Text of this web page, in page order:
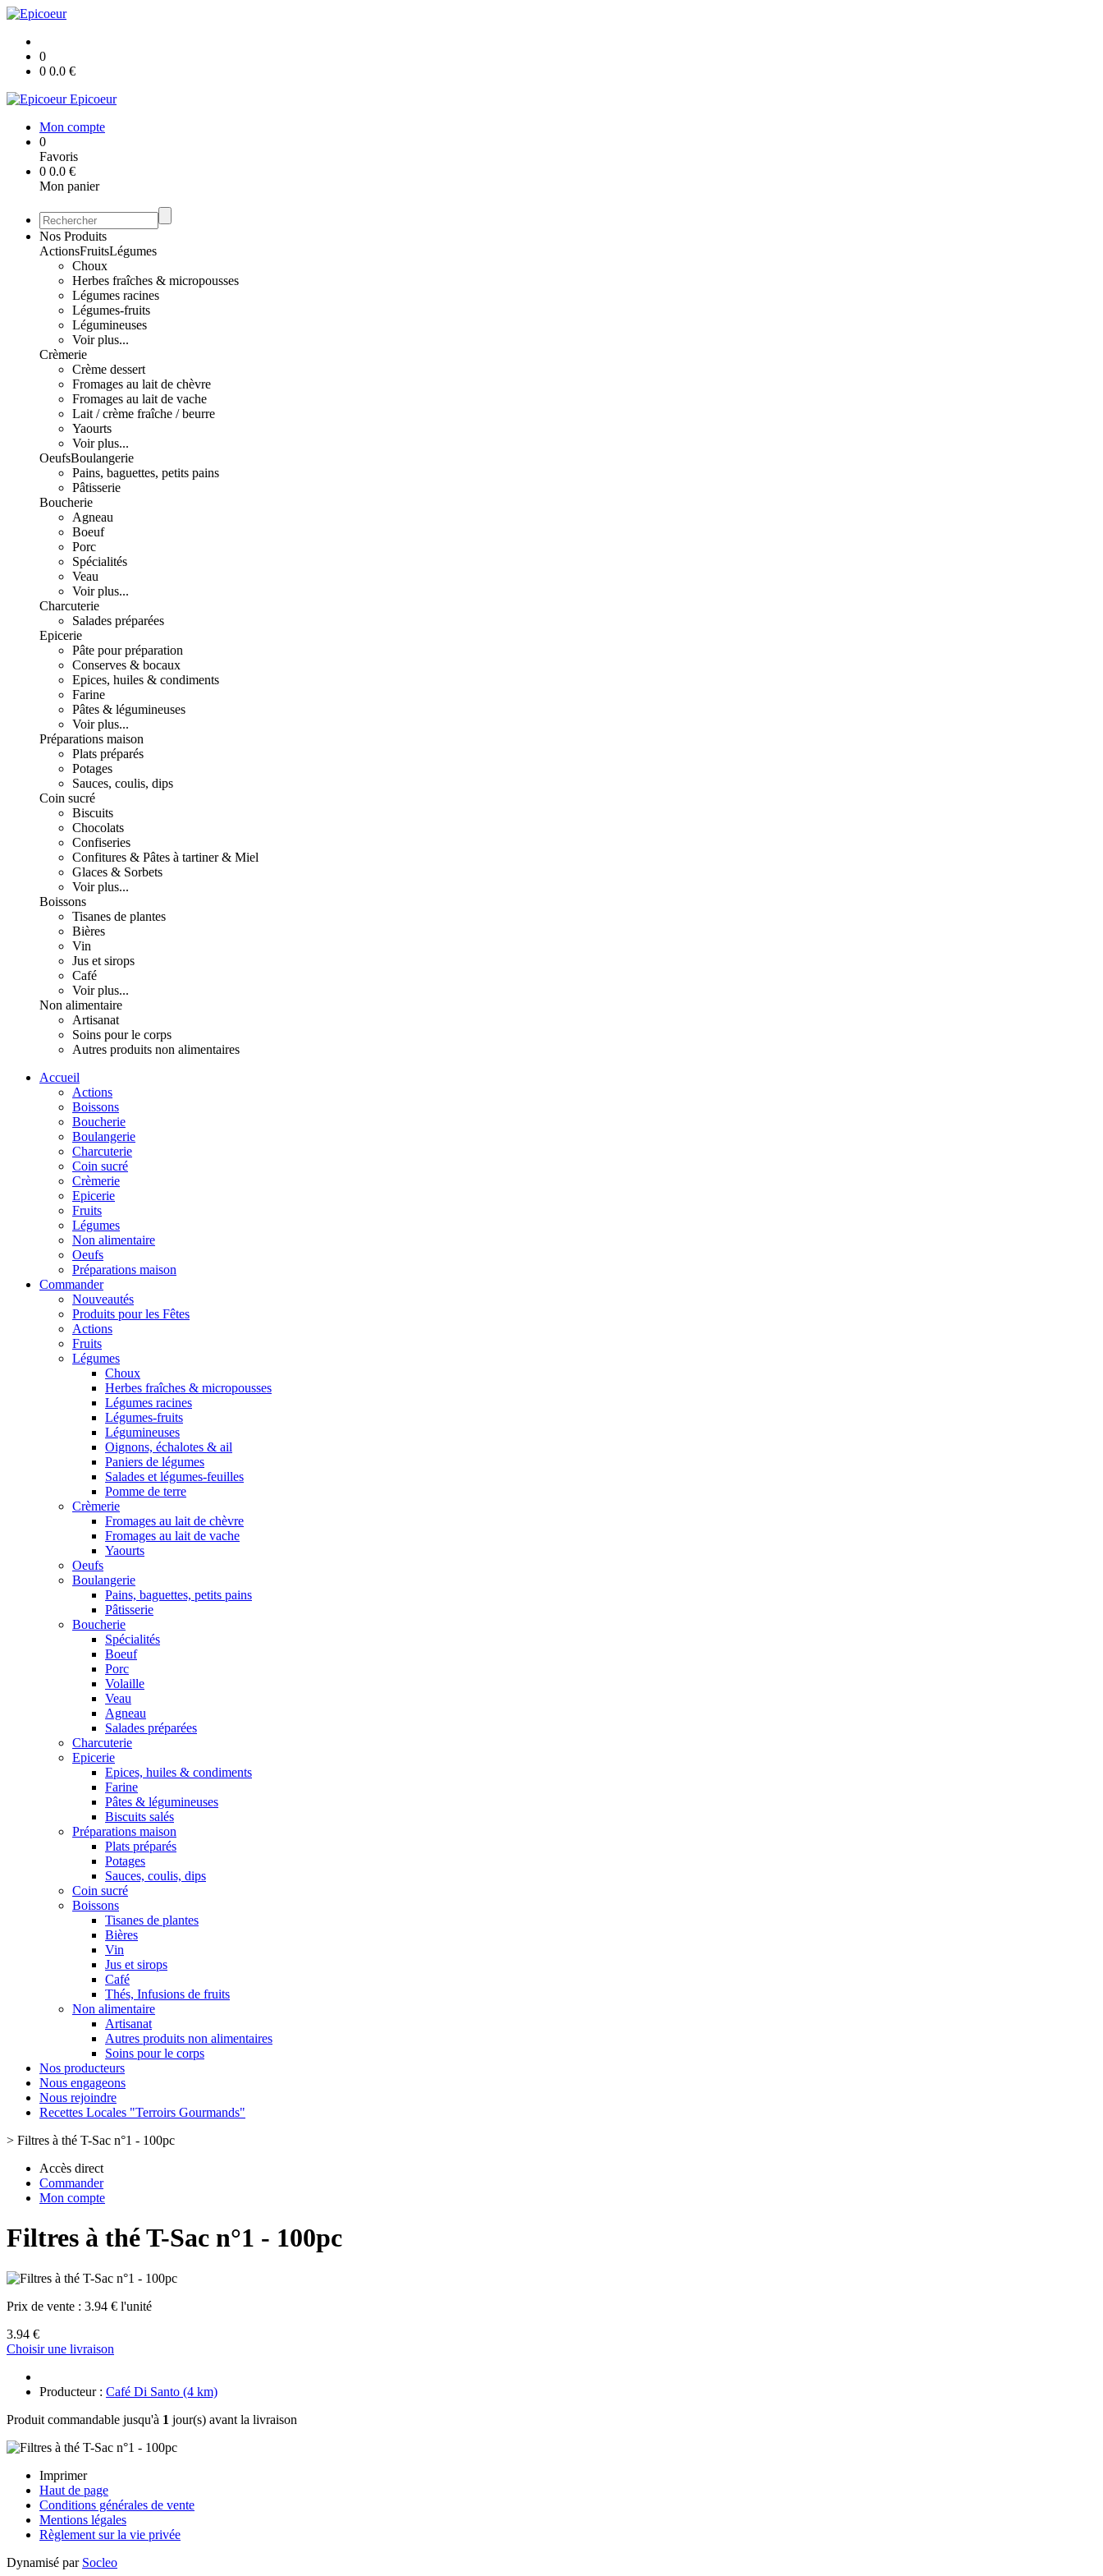
0
0 0.0 €
Epicoeur
Mon compte
0
Favoris
0 0.0 €
Mon panier
Nos Produits
ActionsFruitsLégumes
Choux
Herbes fraîches & micropousses
Légumes racines
Légumes-fruits
Légumineuses
Voir plus...
Crèmerie
Crème dessert
Fromages au lait de chèvre
Fromages au lait de vache
Lait / crème fraîche / beurre
Yaourts
Voir plus...
OeufsBoulangerie
Pains, baguettes, petits pains
Pâtisserie
Boucherie
Agneau
Boeuf
Porc
Spécialités
Veau
Voir plus...
Charcuterie
Salades préparées
Epicerie
Pâte pour préparation
Conserves & bocaux
Epices, huiles & condiments
Farine
Pâtes & légumineuses
Voir plus...
Préparations maison
Plats préparés
Potages
Sauces, coulis, dips
Coin sucré
Biscuits
Chocolats
Confiseries
Confitures & Pâtes à tartiner & Miel
Glaces & Sorbets
Voir plus...
Boissons
Tisanes de plantes
Bières
Vin
Jus et sirops
Café
Voir plus...
Non alimentaire
Artisanat
Soins pour le corps
Autres produits non alimentaires
Accueil
Actions
Boissons
Boucherie
Boulangerie
Charcuterie
Coin sucré
Crèmerie
Epicerie
Fruits
Légumes
Non alimentaire
Oeufs
Préparations maison
Commander
Nouveautés
Produits pour les Fêtes
Actions
Fruits
Légumes
Choux
Herbes fraîches & micropousses
Légumes racines
Légumes-fruits
Légumineuses
Oignons, échalotes & ail
Paniers de légumes
Salades et légumes-feuilles
Pomme de terre
Crèmerie
Fromages au lait de chèvre
Fromages au lait de vache
Yaourts
Oeufs
Boulangerie
Pains, baguettes, petits pains
Pâtisserie
Boucherie
Spécialités
Boeuf
Porc
Volaille
Veau
Agneau
Salades préparées
Charcuterie
Epicerie
Epices, huiles & condiments
Farine
Pâtes & légumineuses
Biscuits salés
Préparations maison
Plats préparés
Potages
Sauces, coulis, dips
Coin sucré
Boissons
Tisanes de plantes
Bières
Vin
Jus et sirops
Café
Thés, Infusions de fruits
Non alimentaire
Artisanat
Autres produits non alimentaires
Soins pour le corps
Nos producteurs
Nous engageons
Nous rejoindre
Recettes Locales "Terroirs Gourmands"
> Filtres à thé T-Sac n°1 - 100pc
Accès direct
Commander
Mon compte
Filtres à thé T-Sac n°1 - 100pc
Prix de vente : 3.94 € l'unité
3.94 €
Choisir une livraison
Producteur : Café Di Santo (4 km)
Produit commandable jusqu'à 1 jour(s) avant la livraison
Imprimer
Haut de page
Conditions générales de vente
Mentions légales
Règlement sur la vie privée
Dynamisé par Socleo